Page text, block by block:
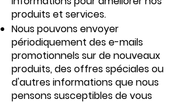
produits et services.
Nous pouvons envoyer
périodiquement des e-mails
promotionnels sur de nouveaux
produits, des offres spéciales ou
d'autres informations que nous
pensons susceptibles de vous